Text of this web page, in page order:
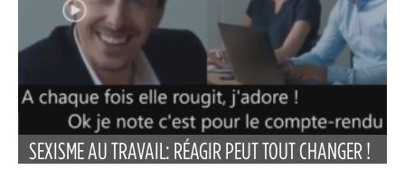
SEXISME AU TRAVAIL: RÉAGIR PEUT TOUT CHANGER !